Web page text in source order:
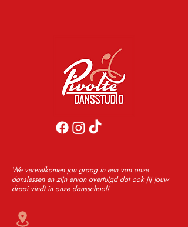
We verwelkomen jou graag in een van onze
danslessen en zijn ervan overtuigd dat ook jij jouw
draai vindt in onze dansschool!